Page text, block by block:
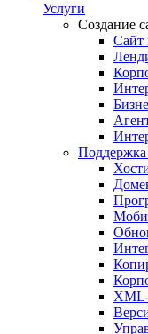
Услуги
Создание
Сайт
Поддержка